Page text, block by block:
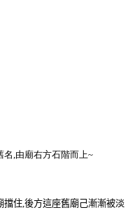
名 由廟右方石階而上~
擋住 後方這座舊廟己漸漸被淡